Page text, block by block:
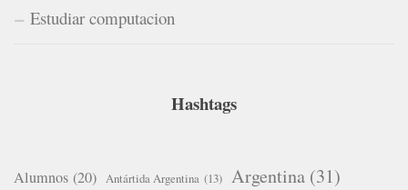
Estudiar computacion
Hashtags
Alumnos (20) Antártida Argentina (13) Argentina (31)